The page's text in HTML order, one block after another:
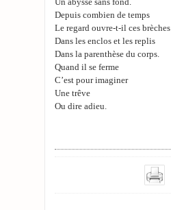
Un abysse sans fond.
Depuis combien de temps
Le regard ouvre-t-il ces brèches
Dans les enclos et les replis
Dans la parenthèse du corps.
Quand il se ferme
C’est pour imaginer
Une trêve
Ou dire adieu.